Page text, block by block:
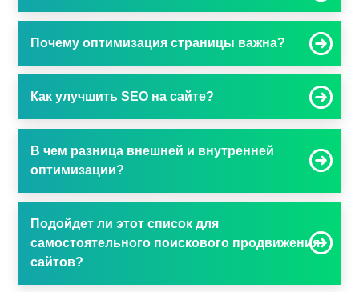
Почему оптимизация страницы важна?
Как улучшить SEO на сайте?
В чем разница внешней и внутренней
оптимизации?
Подойдет ли этот список для
самостоятельного поискового продвижения
сайтов?